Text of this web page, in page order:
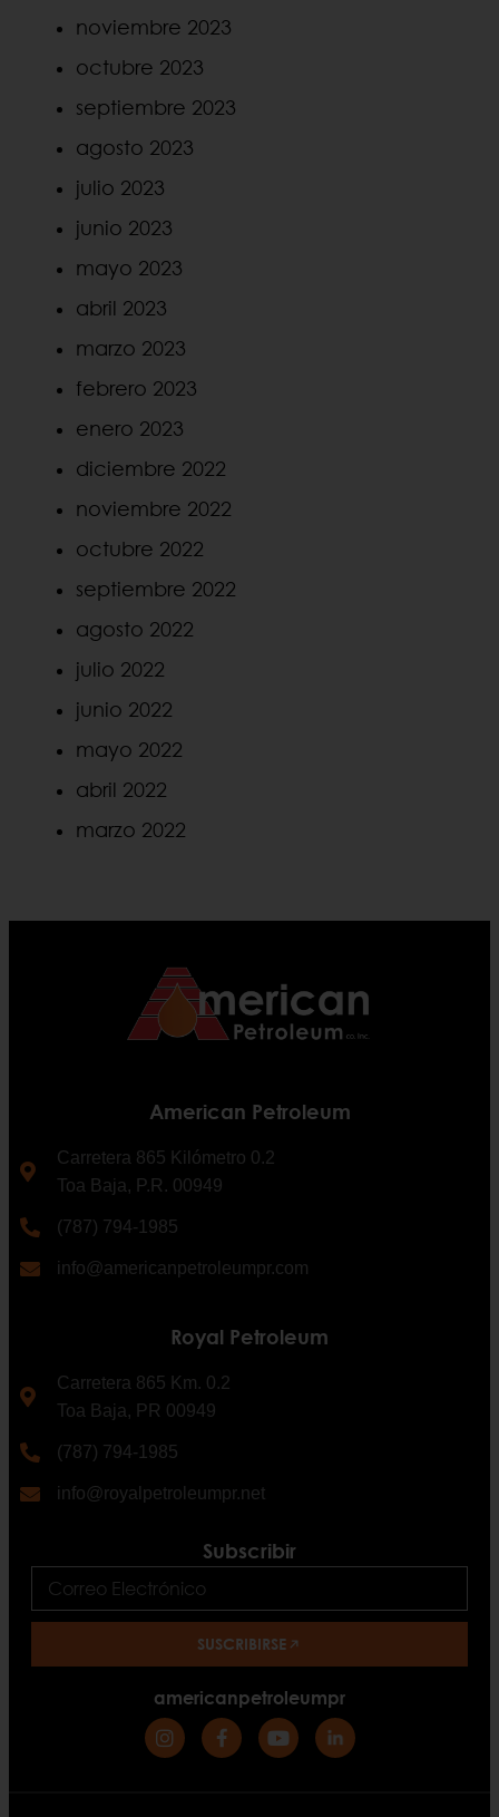
noviembre 2023
octubre 2023
septiembre 2023
agosto 2023
julio 2023
junio 2023
mayo 2023
abril 2023
marzo 2023
febrero 2023
enero 2023
diciembre 2022
noviembre 2022
octubre 2022
septiembre 2022
agosto 2022
julio 2022
junio 2022
mayo 2022
abril 2022
marzo 2022
American Petroleum
Carretera 865 Kilómetro 0.2
Toa Baja, P.R. 00949
(787) 794-1985
info@americanpetroleumpr.com
Royal Petroleum
Carretera 865 Km. 0.2
Toa Baja, PR 00949
(787) 794-1985
info@royalpetroleumpr.net
Subscribir
SUSCRIBIRSE
americanpetroleumpr